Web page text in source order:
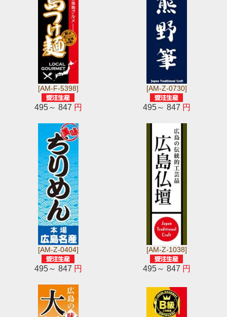
[AM-F-5398]
495～ 847 円
[AM-Z-0730]
495～ 847 円
[AM-Z-0404]
495～ 847 円
[AM-Z-1038]
495～ 847 円